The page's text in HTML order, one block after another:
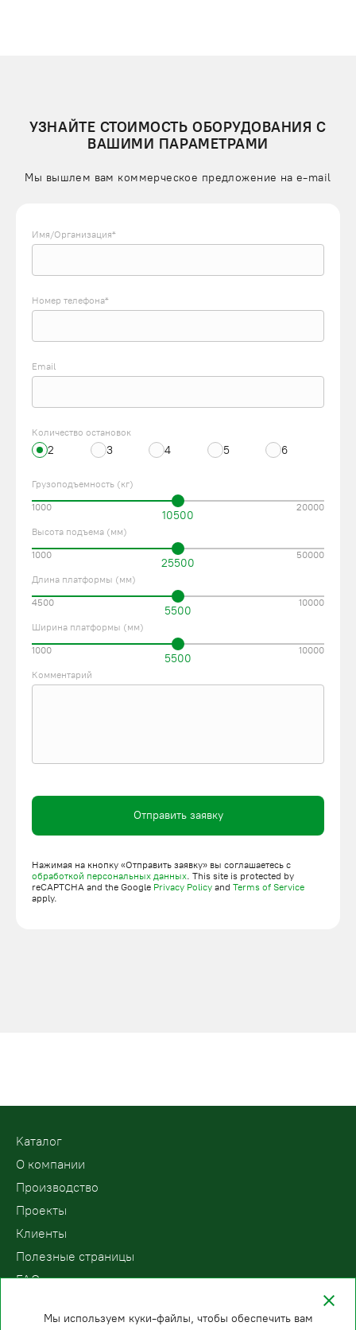
УЗНАЙТЕ СТОИМОСТЬ ОБОРУДОВАНИЯ С
ВАШИМИ ПАРАМЕТРАМИ
Мы вышлем вам коммерческое предложение на e-mail
Имя/Организация*
Номер телефона*
Email
Количество остановок
2 3 4 5 6
Грузоподъемность (кг)
10500
1000 20000
Высота подъема (мм)
25500
1000 50000
Длина платформы (мм)
5500
4500 10000
Ширина платформы (мм)
5500
1000 10000
Комментарий
Отправить заявку
Нажимая на кнопку «Отправить заявку» вы соглашаетесь с
обработкой персональных данных. This site is protected by
reCAPTCHA and the Google Privacy Policy and Terms of Service
apply.
Kаталог
О компании
Производство
Проекты
Клиенты
Полезные страницы
FAQ
Мы используем куки-файлы, чтобы обеспечить вам